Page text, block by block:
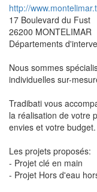
http://
17 Boulevard du Fust
26200 MONTELIMAR
Départements
Nous sommes
individuelles sur-
Tradibati vous
la réalisation de votre
envies et votre budget.
Les projets proposés:
- Projet clé en main
- Projet Hors d'eau